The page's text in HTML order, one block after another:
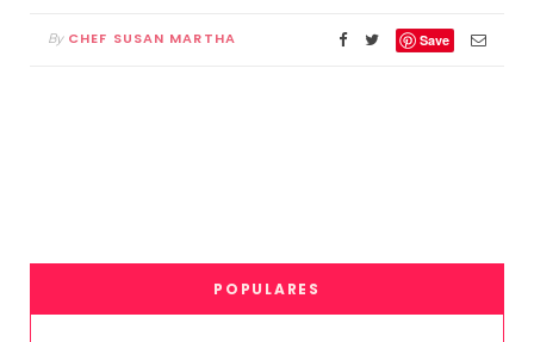
By CHEF SUSAN MARTHA Save
POPULARES